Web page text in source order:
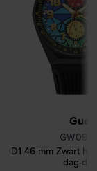
D1 46 mm Zwart
dag-